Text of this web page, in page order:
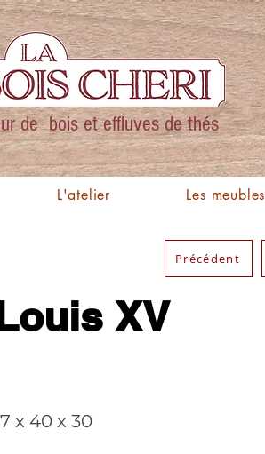
de bois et effluves de thés
L'atelier Les meubles
Précédent
XV
x 40 x 30